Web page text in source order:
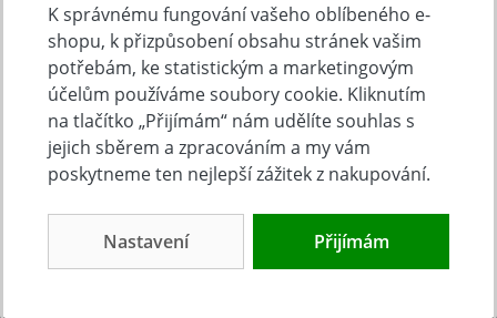
Doprava a platba
Často kladené otázky
Obchodní podmínky
Reklamacni řád
Ochrana osobních údajů
Cookies
O společnosti
K správnému fungování vašeho oblíbeného e-
shopu, k přizpůsobení obsahu stránek vašim
potřebám, ke statistickým a marketingovým
účelům používáme soubory cookie. Kliknutím
na tlačítko „Přijímám“ nám udělíte souhlas s
jejich sběrem a zpracováním a my vám
poskytneme ten nejlepší zážitek z nakupování.
Nastavení Přijímám